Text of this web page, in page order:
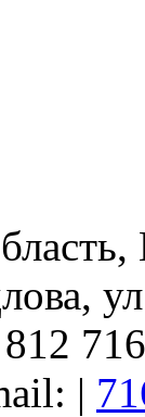
|